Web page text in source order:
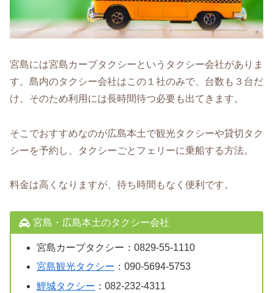
宮島には宮島カープタクシーというタクシー会社がありま
す。島内のタクシー会社はこの１社のみで、台数も３台だ
け。そのため利用には長時間待つ必要も出てきます。
そこでおすすめなのが広島本土で観光タクシーや貸切タク
シーを予約し、タクシーごとフェリーに乗船する方法。
料金は高くなりますが、待ち時間もなく便利です。
宮島・広島本土のタクシー会社
宮島カープタクシー：0829-55-1110
宮島観光タクシー ：090-5694-5753
鯉城タクシー ：082-232-4311